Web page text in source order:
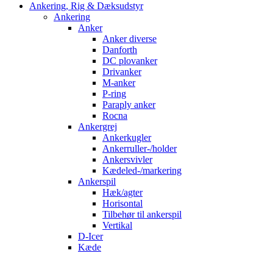
Ankering, Rig & Dæksudstyr
Ankering
Anker
Anker diverse
Danforth
DC plovanker
Drivanker
M-anker
P-ring
Paraply anker
Rocna
Ankergrej
Ankerkugler
Ankerruller-/holder
Ankersvivler
Kædeled-/markering
Ankerspil
Hæk/agter
Horisontal
Tilbehør til ankerspil
Vertikal
D-Icer
Kæde